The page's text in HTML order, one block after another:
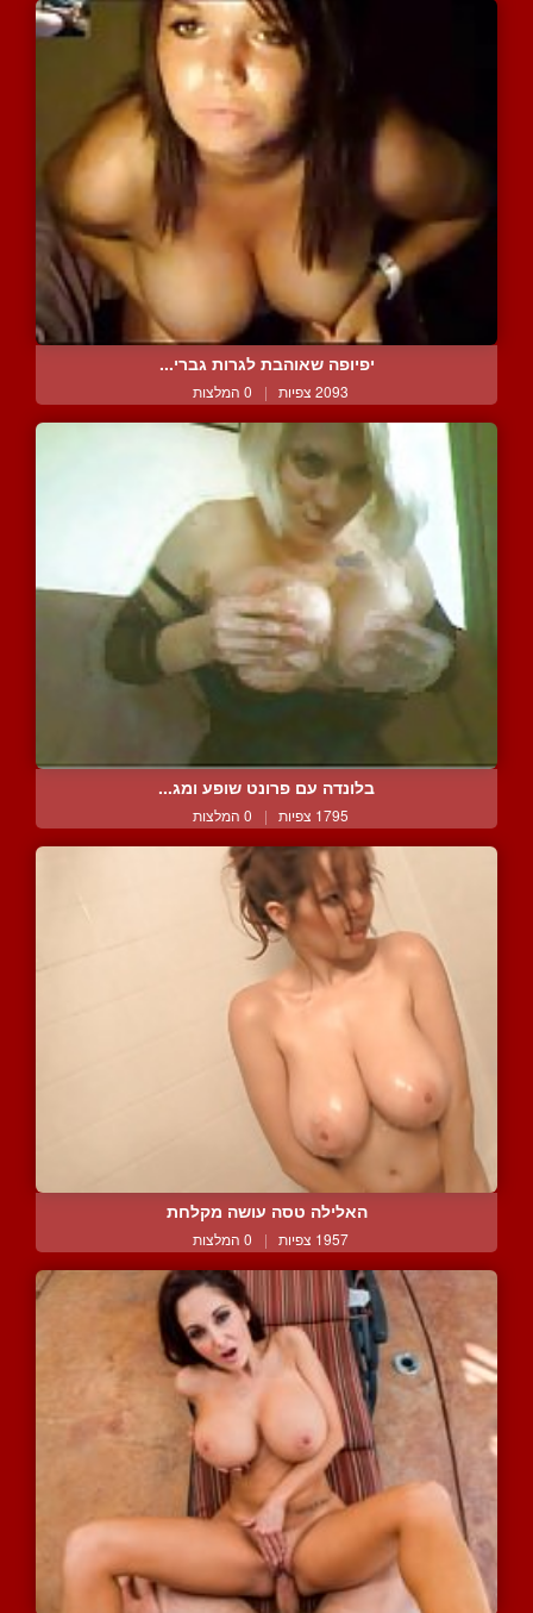
יפיופה שאוהבת לגרות גברי...
2093 צפיות | 0 המלצות
בלונדה עם פרונט שופע ומג...
1795 צפיות | 0 המלצות
האלילה טסה עושה מקלחת
1957 צפיות | 0 המלצות